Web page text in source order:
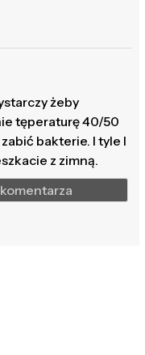
żeby
tęperaturę 40/50
bakterie. I tyle I
z zimną.